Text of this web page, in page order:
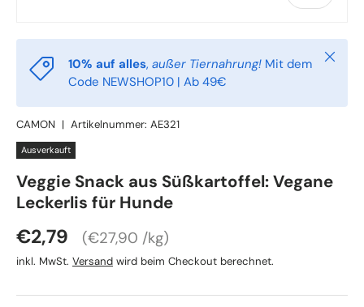
10% auf alles, außer Tiernahrung! Mit dem
Code NEWSHOP10 | Ab 49€
CAMON | Artikelnummer: AE321
Ausverkauft
CAMON
Veggie Snack aus Süßkartoffel: Vegane
Leckerlis für Hunde
Normaler Preis
€2,79 Grundpreis
€27,90 /kg
inkl. MwSt. Versand wird beim Checkout berechnet.